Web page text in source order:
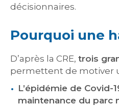
décisionnaires.
Pourquoi une
D’après la CRE, trois
permettent de motiver
L’épidémie de Covid-
maintenance du parc